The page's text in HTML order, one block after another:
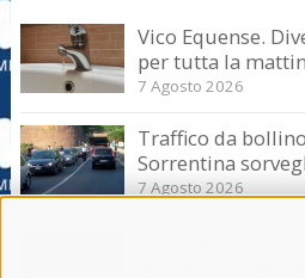
Vico Equense.
per tutta la
7 Agosto 2026
Traffico da
Sorrentina
7 Agosto 2026
Sorrento-Massa